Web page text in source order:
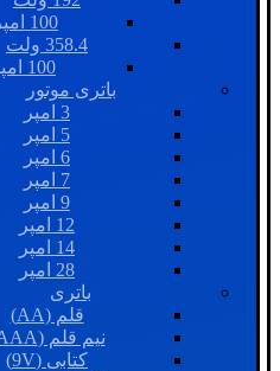
100 امپر.
358.4 ولت
100 امپر
باتری موتور
3 امپر
5 امپر
6 امپر
7 امپر
9 امپر
12 امپر
14 امپر
28 امپر
باتری
قلم (AA)
نیم قلم (AAA)
کتابی (9V)